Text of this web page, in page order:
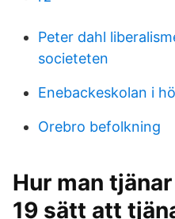
Peter dahl
societeten
Enebackeskolan i
Orebro befolkning
Hur man
19 sätt att